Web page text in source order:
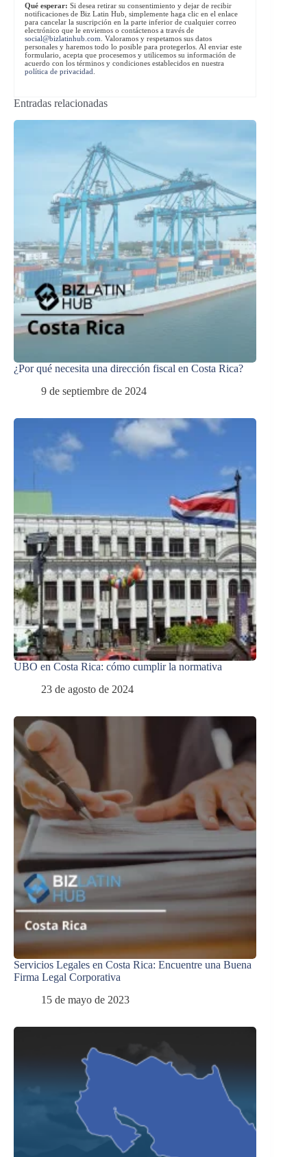
Qué esperar: Si desea retirar su consentimiento y dejar de recibir
notificaciones de Biz Latin Hub, simplemente haga clic en el enlace
para cancelar la suscripción en la parte inferior de cualquier correo
electrónico que le enviemos o contáctenos a través de
social@bizlatinhub.com . Valoramos y respetamos sus datos
personales y haremos todo lo posible para protegerlos. Al enviar este
formulario, acepta que procesemos y utilicemos su información de
acuerdo con los términos y condiciones establecidos en nuestra
política de privacidad
Entradas relacionadas
¿Por qué necesita una dirección fiscal en Costa Rica?
9 de septiembre de 2024
UBO en Costa Rica: cómo cumplir la normativa
23 de agosto de 2024
Servicios Legales en Costa Rica: Encuentre una Buena
Firma Legal Corporativa
15 de mayo de 2023